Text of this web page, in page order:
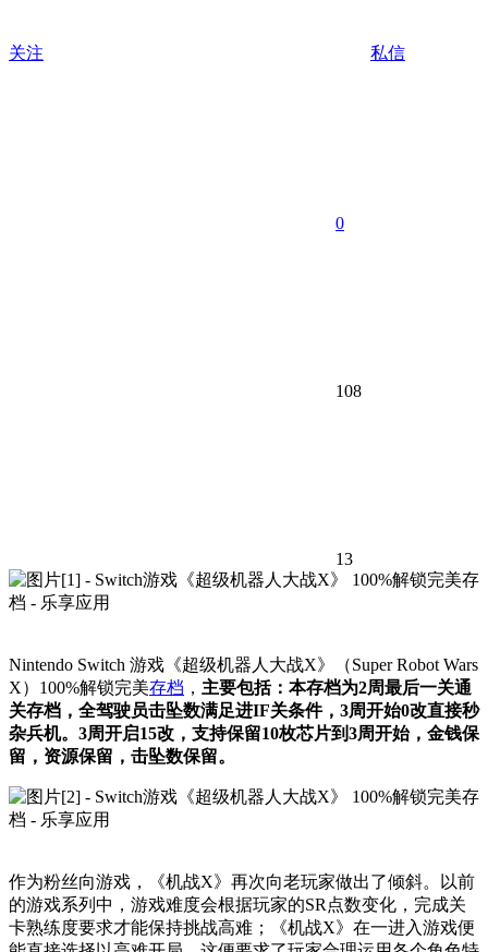
关注 私信
0
108
13
Nintendo Switch 游戏《超级机器人大战X》（Super Robot Wars
X）100%解锁完美存档 ， 主要包括：本存档为2周最后一关通
关存档，全驾驶员击坠数满足进IF关条件，3周开始0改直接秒
杂兵机。3周开启15改，支持保留10枚芯片到3周开始，金钱保
留，资源保留，击坠数保留。
作为粉丝向游戏，《机战X》再次向老玩家做出了倾斜。以前
的游戏系列中，游戏难度会根据玩家的SR点数变化，完成关
卡熟练度要求才能保持挑战高难；《机战X》在一进入游戏便